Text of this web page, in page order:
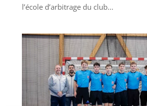
l’école d’arbitrage du club...